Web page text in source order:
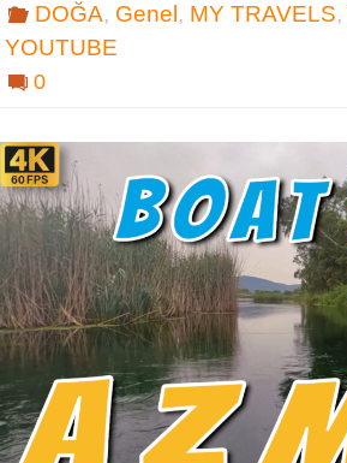
DOĞA, Genel, MY TRAVELS,
YOUTUBE
0